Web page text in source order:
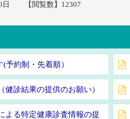
日 【閲覧数】 12307
予約制・先着順）
診結果の提供のお願い）
よる特定健康診査情報の提